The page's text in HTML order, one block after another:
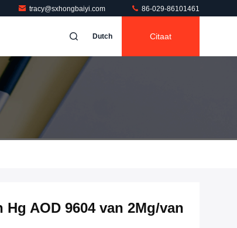
tracy@sxhongbaiyi.com 86-029-86101461
Dutch Citaat
Hg AOD 9604 van 2Mg/van